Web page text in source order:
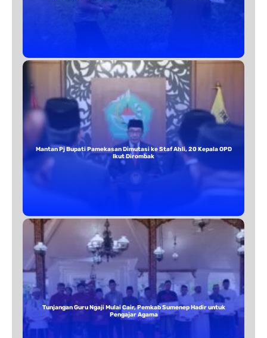
Mantan Pj Bupati Pamekasan Dimutasi ke Staf Ahli, 20 Kepala OPD
Ikut Dirombak
Tunjangan Guru Ngaji Mulai Cair, Pemkab Sumenep Hadir untuk
Pengajar Agama